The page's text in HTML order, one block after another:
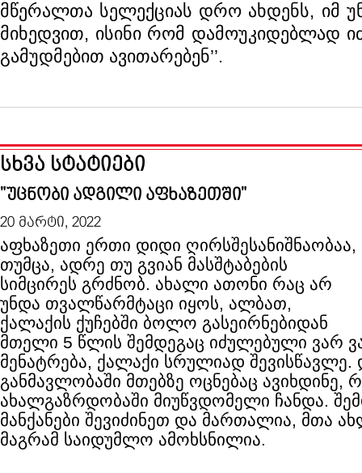
მწერალთა სელექციას დრო ახდენს, იმ
მიხედვით, ისინი რომ დამოუკიდებლად
გამუდმებით ავითარებენ’’.
სხვა სტატიები
"უცნობი ადგილი აფხაზეთში"
20 მარტი, 2022
აფხაზეთი ერთი დიდი ღირსშესანიშნაობაა,
თუმცა, ადრე თუ გვიან მასშტაბების
სიმცირეს გრძნობ. ახალი ათონი რაც არ
უნდა თვალწარმტაცი იყოს, ალბათ,
ქალაქის ქუჩებში ბოლო გასეირნებიდან
მთელი 5 წლის შემდეგაც იძულებული ვარ
მენატრება, ქალაქი სრულიად
განმავლობაში მთებზე ოცნებაც ავიხდინე,
ახალგაზრდობაში მიუწვდომელი ჩანდა.
მანქანები შევიძინეთ და მართალია, მთა
მაგრამ საიდუმლო ამოხსნილია.